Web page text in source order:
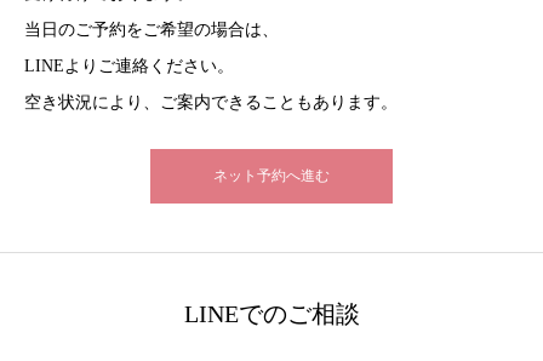
当日のご予約をご希望の場合は、
LINEよりご連絡ください。
空き状況により、ご案内できることもあります。
ネット予約へ進む
LINEでのご相談